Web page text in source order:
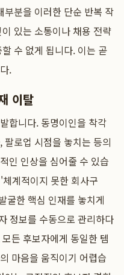
부분을 이러한 단순 반복 작
있는 소통이나 채용 전략
수 없게 됩니다. 이는 곧
.
이탈
합니다. 동명이인을 착각
로업 시점을 놓치는 등의
인 인상을 심어줄 수 있습
계적이지 못한 회사구
굴한 핵심 인재를 놓치게
정보를 수동으로 관리하다
든 후보자에게 동일한 템
마음을 움직이기 어렵습